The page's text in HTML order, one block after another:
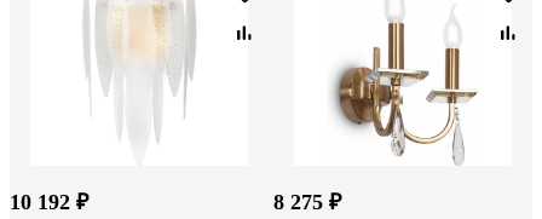
10 192 ₽ 8 275 ₽